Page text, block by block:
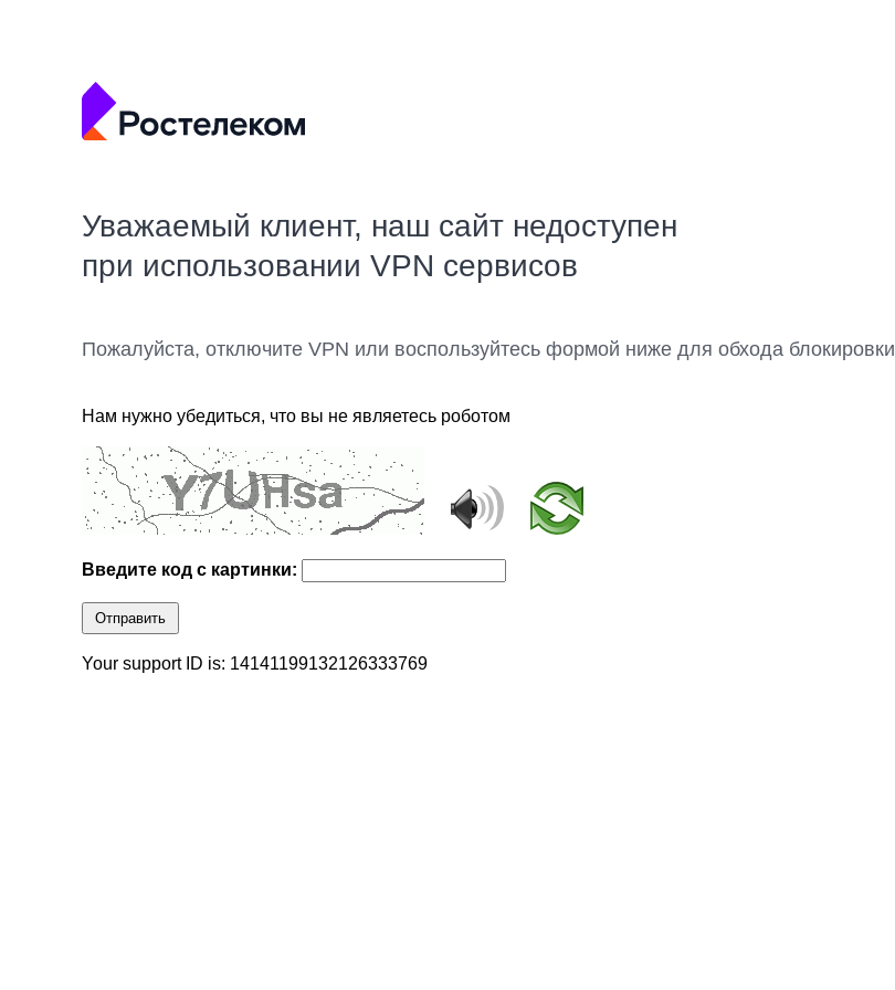
Уважаемый клиент, наш сайт недоступен
при использовании VPN сервисов
Пожалуйста, отключите VPN или воспользуйтесь формой ниже для обхода блокировки
Нам нужно убедиться, что вы не являетесь роботом
Введите код с картинки:
Отправить
Your support ID is: 14141199132126333769